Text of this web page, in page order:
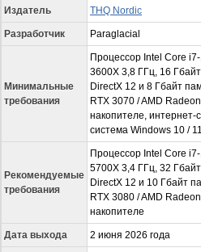
Издатель THQ Nordic
Разработчик Paraglacial
Минимальные
требования
Процессор Intel Core
3600X 3,8 ГГц, 16
DirectX 12 и 8 Гбайт
RTX 3070 / AMD
накопителе,
система Windows 10 / 11
Рекомендуемые
требования
Процессор Intel Core
5700X 3,4 ГГц, 32
DirectX 12 и 10 Гбайт
RTX 3080 / AMD
накопителе
Дата выхода 2 июня 2026 года